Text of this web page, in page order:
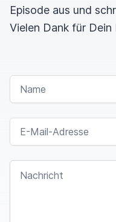
Episode aus und
Vielen Dank für Dein
NAME
E-MAIL-ADRESSE
NACHRICHT